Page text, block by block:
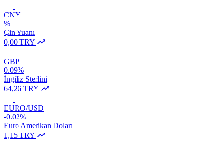
CNY
%
Çin Yuanı
0,00 TRY
GBP
0.09%
İngiliz Sterlini
64,26 TRY
EURO/USD
-0.02%
Euro Amerikan Doları
1,15 TRY